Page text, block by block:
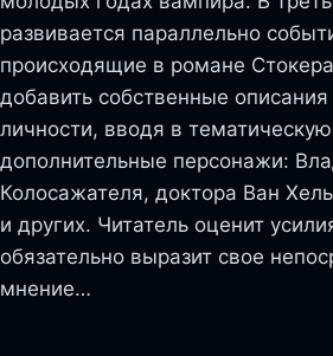
развивается параллельно
происходящие в романе
добавить собственные описания
личности, вводя в
дополнительные персонажи:
Колосажателя, доктора Ван
и других. Читатель оценит
обязательно выразит свое
мнение…